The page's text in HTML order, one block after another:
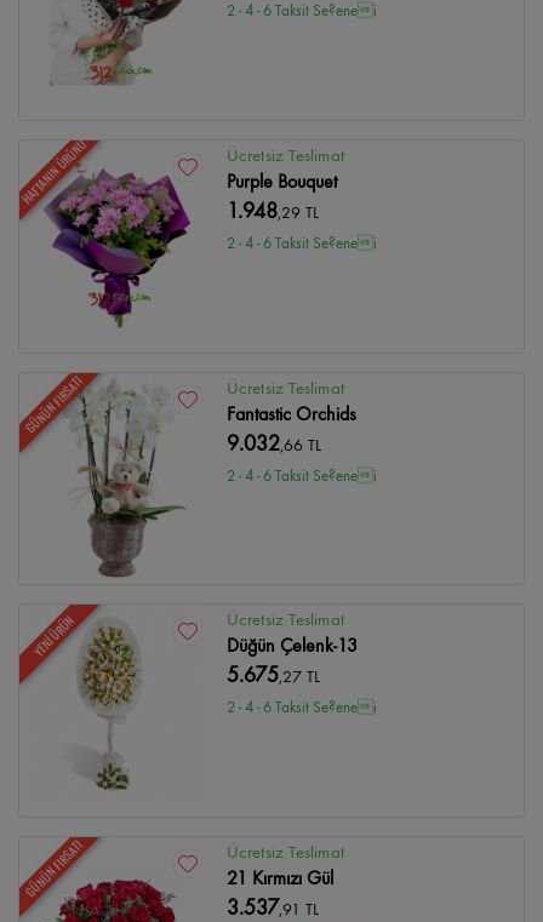
2 - 4 - 6 Taksit Se?enei
HAFTANIN ÜRÜNÜ Ücretsiz Teslimat
Purple Bouquet
1.948,29 TL
2 - 4 - 6 Taksit Se?enei
GÜNÜN FIRSATI Ücretsiz Teslimat
Fantastic Orchids
9.032,66 TL
2 - 4 - 6 Taksit Se?enei
YENİ ÜRÜN Ücretsiz Teslimat
Düğün Çelenk-13
5.675,27 TL
2 - 4 - 6 Taksit Se?enei
GÜNÜN FIRSATI Ücretsiz Teslimat
21 Kırmızı Gül
3.537,91 TL